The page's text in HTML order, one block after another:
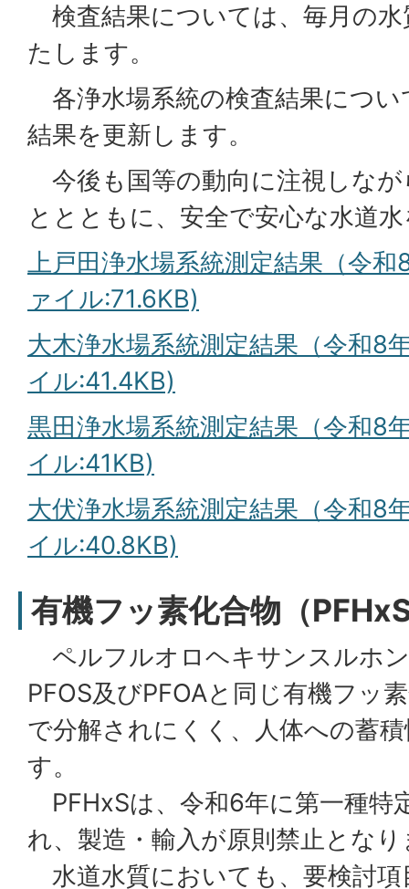
検査結果については、毎月の
たします。
各浄水場系統の検査結果につい
結果を更新します。
今後も国等の動向に注視しな
ととともに、安全で安心な水道
上戸田浄水場系統測定結果（令
ァイル:71.6KB)
大木浄水場系統測定結果（令和8
イル:41.4KB)
黒田浄水場系統測定結果（令和8
イル:41KB)
大伏浄水場系統測定結果（令和8
イル:40.8KB)
有機フッ素化合物（
ペルフルオロヘキサンスルホ
PFOS及びPFOAと同じ有機フッ
で分解されにくく、人体への蓄
す。
PFHxSは、令和6年に第一種特
れ、製造・輸入が原則禁止とな
水道水質においても、要検討項